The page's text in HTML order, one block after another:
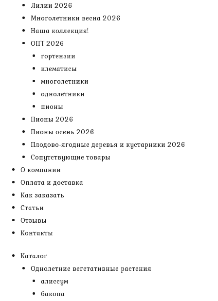
Лилии 2026
Многолетники весна 2026
Наша коллекция!
ОПТ 2026
гортензии
клематисы
многолетники
однолетники
пионы
Пионы 2026
Пионы осень 2026
Плодово-ягодные деревья и кустарники 2026
Сопутствующие товары
О компании
Оплата и доставка
Как заказать
Статьи
Отзывы
Контакты
Каталог
Однолетние вегетативные растения
алиссум
бакопа